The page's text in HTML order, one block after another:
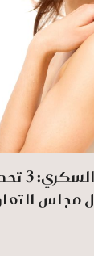
منها
مجلس